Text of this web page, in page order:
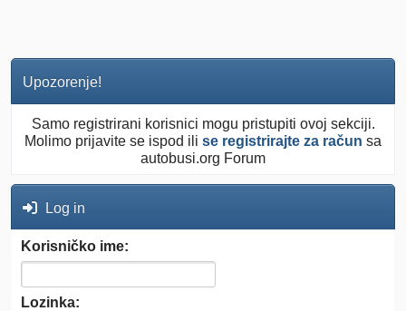
Upozorenje!
Samo registrirani korisnici mogu pristupiti ovoj sekciji.
Molimo prijavite se ispod ili se registrirajte za račun sa
autobusi.org Forum
Log in
Korisničko ime:
Lozinka: